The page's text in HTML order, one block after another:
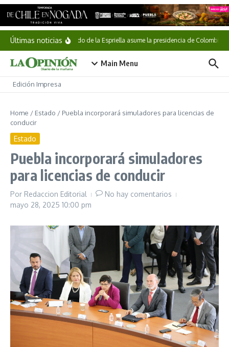
Saltar al contenido
Últimas noticiasAbelardo de la Espriella asume la presidencia de Colombia
Main Menu
Edición Impresa
Home / Estado / Puebla incorporará simuladores para licencias de
conducir
Estado
Puebla incorporará simuladores
para licencias de conducir
Por Redaccion Editorial
No hay comentarios
mayo 28, 2025 10:00 pm